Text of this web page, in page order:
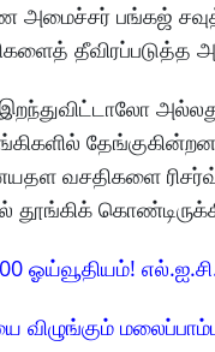
அமைச்சர் பங்கஜ்
தீவிரப்படுத்த
வசதிகளை ரிசர்வ்
தூங்கிக்
ஓய்வூதியம்!